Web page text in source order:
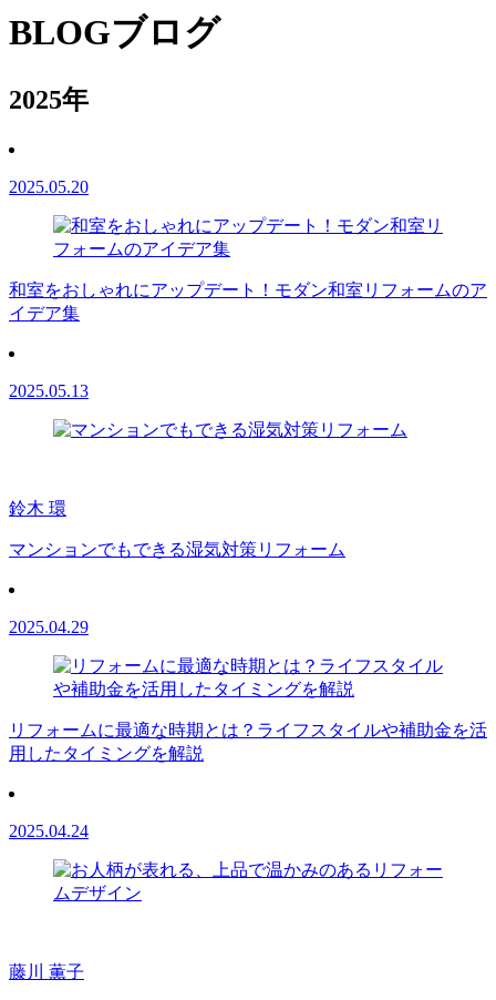
BLOGブログ
2025年
2025.05.20
和室をおしゃれにアップデート！モダン和室リフォームのア
イデア集
2025.05.13
鈴木 環
マンションでもできる湿気対策リフォーム
2025.04.29
リフォームに最適な時期とは？ライフスタイルや補助金を活
用したタイミングを解説
2025.04.24
藤川 薫子